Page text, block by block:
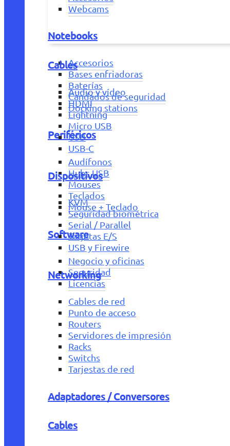
Webcams
Notebooks
Accesorios
Bases enfriadoras
Baterías
Candados de seguridad
Docking stations
Periféricos
Audífonos
Hubs USB
Mouses
Teclados
Mouse + Teclado
Software
Negocio y oficinas
Seguridad
Licencias
Cables
Audio y vídeo
HDMI
Lightning
Micro USB
USB
USB-C
Dispositivos
KVM
Seguridad biométrica
Serial / Parallel
Tarjetas E/S
USB y Firewire
Networking
Cables de red
Punto de acceso
Routers
Servidores de impresión
Racks
Switchs
Tarjestas de red
Adaptadores / Conversores
Cables